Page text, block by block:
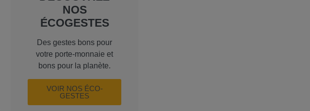
NOS
ÉCOGESTES
Des gestes bons pour
votre porte-monnaie et
bons pour la planète.
VOIR NOS ÉCO-
GESTES